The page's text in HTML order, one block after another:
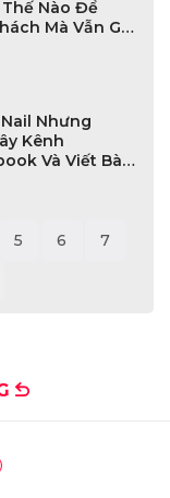
Thế Nào Để
Mà Vẫn Giữ
Nhưng
Kênh
Và Viết Bài
5 6 7